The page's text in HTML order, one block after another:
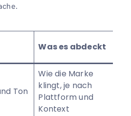
Was es abdeckt
Ton
Wie die Marke
klingt, je nach
Plattform und
Kontext